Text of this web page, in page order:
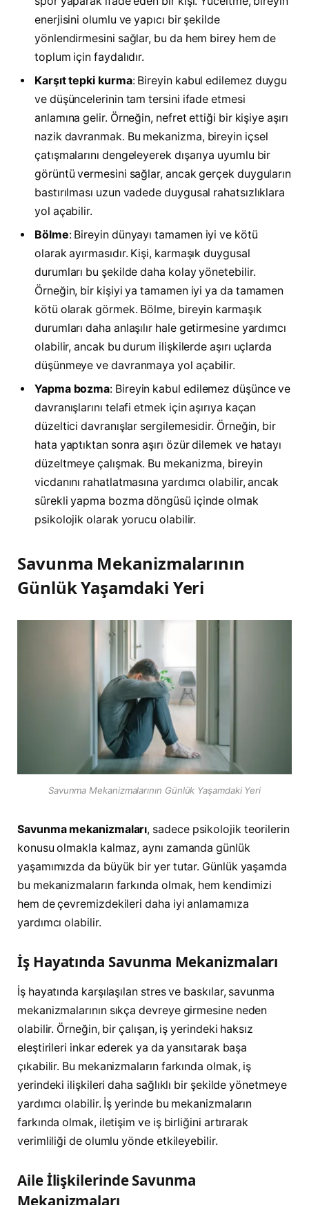
enerjisini olumlu ve yapıcı bir şekilde
yönlendirmesini sağlar, bu da hem birey hem de
toplum için faydalıdır.
Karşıt tepki kurma: Bireyin kabul edilemez duygu
ve düşüncelerinin tam tersini ifade etmesi
anlamına gelir. Örneğin, nefret ettiği bir kişiye aşırı
nazik davranmak. Bu mekanizma, bireyin içsel
çatışmalarını dengeleyerek dışarıya uyumlu bir
görüntü vermesini sağlar, ancak gerçek duyguların
bastırılması uzun vadede duygusal rahatsızlıklara
yol açabilir.
Bölme: Bireyin dünyayı tamamen iyi ve kötü
olarak ayırmasıdır. Kişi, karmaşık duygusal
durumları bu şekilde daha kolay yönetebilir.
Örneğin, bir kişiyi ya tamamen iyi ya da tamamen
kötü olarak görmek. Bölme, bireyin karmaşık
durumları daha anlaşılır hale getirmesine yardımcı
olabilir, ancak bu durum ilişkilerde aşırı uçlarda
düşünmeye ve davranmaya yol açabilir.
Yapma bozma: Bireyin kabul edilemez düşünce ve
davranışlarını telafi etmek için aşırıya kaçan
düzeltici davranışlar sergilemesidir. Örneğin, bir
hata yaptıktan sonra aşırı özür dilemek ve hatayı
düzeltmeye çalışmak. Bu mekanizma, bireyin
vicdanını rahatlatmasına yardımcı olabilir, ancak
sürekli yapma bozma döngüsü içinde olmak
psikolojik olarak yorucu olabilir.
Savunma Mekanizmalarının
Günlük Yaşamdaki Yeri
Savunma Mekanizmalarının Günlük Yaşamdaki Yeri
Savunma mekanizmaları, sadece psikolojik teorilerin
konusu olmakla kalmaz, aynı zamanda günlük
yaşamımızda da büyük bir yer tutar. Günlük yaşamda
bu mekanizmaların farkında olmak, hem kendimizi
hem de çevremizdekileri daha iyi anlamamıza
yardımcı olabilir.
İş Hayatında Savunma Mekanizmaları
İş hayatında karşılaşılan stres ve baskılar, savunma
mekanizmalarının sıkça devreye girmesine neden
olabilir. Örneğin, bir çalışan, iş yerindeki haksız
eleştirileri inkar ederek ya da yansıtarak başa
çıkabilir. Bu mekanizmaların farkında olmak, iş
yerindeki ilişkileri daha sağlıklı bir şekilde yönetmeye
yardımcı olabilir. İş yerinde bu mekanizmaların
farkında olmak, iletişim ve iş birliğini artırarak
verimliliği de olumlu yönde etkileyebilir.
Aile İlişkilerinde Savunma
Mekanizmaları